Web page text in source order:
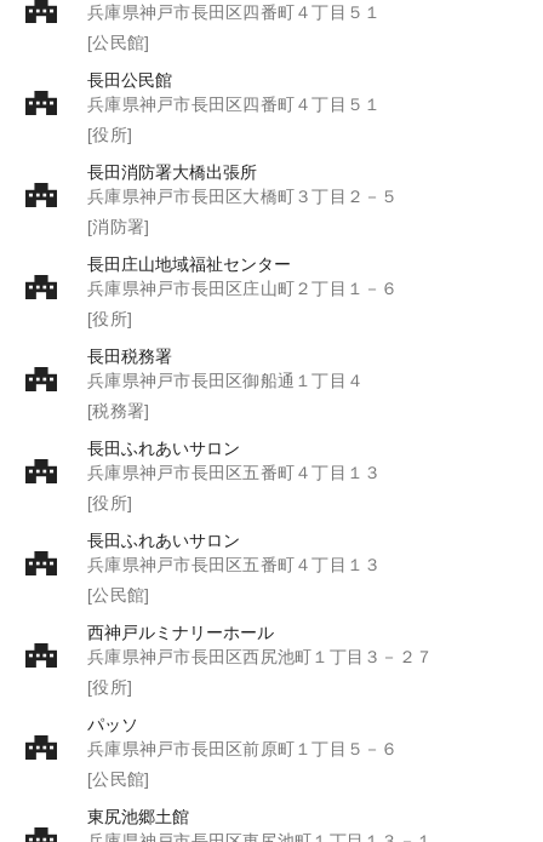
兵庫県神戸市長田区四番町４丁目５１
[公民館]
長田公民館
兵庫県神戸市長田区四番町４丁目５１
[役所]
長田消防署大橋出張所
兵庫県神戸市長田区大橋町３丁目２－５
[消防署]
長田庄山地域福祉センター
兵庫県神戸市長田区庄山町２丁目１－６
[役所]
長田税務署
兵庫県神戸市長田区御船通１丁目４
[税務署]
長田ふれあいサロン
兵庫県神戸市長田区五番町４丁目１３
[役所]
長田ふれあいサロン
兵庫県神戸市長田区五番町４丁目１３
[公民館]
西神戸ルミナリーホール
兵庫県神戸市長田区西尻池町１丁目３－２７
[役所]
パッソ
兵庫県神戸市長田区前原町１丁目５－６
[公民館]
東尻池郷土館